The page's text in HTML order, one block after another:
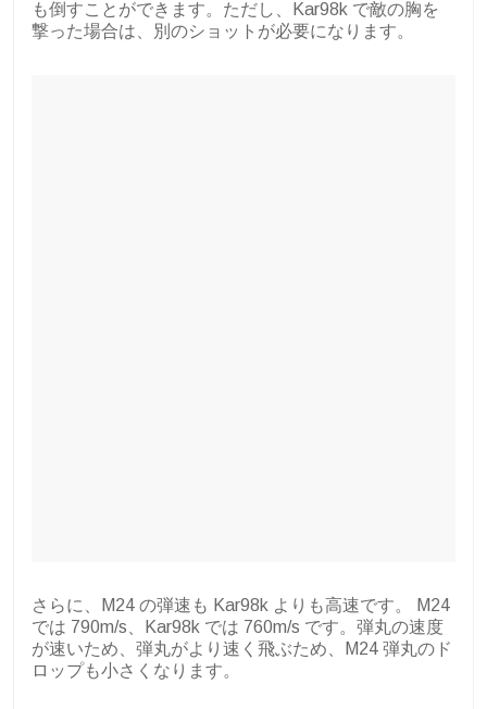
も倒すことができます。ただし、Kar98k で敵の胸を
撃った場合は、別のショットが必要になります。
さらに、M24 の弾速も Kar98k よりも高速です。 M24
では 790m/s、Kar98k では 760m/s です。弾丸の速度
が速いため、弾丸がより速く飛ぶため、M24 弾丸のド
ロップも小さくなります。